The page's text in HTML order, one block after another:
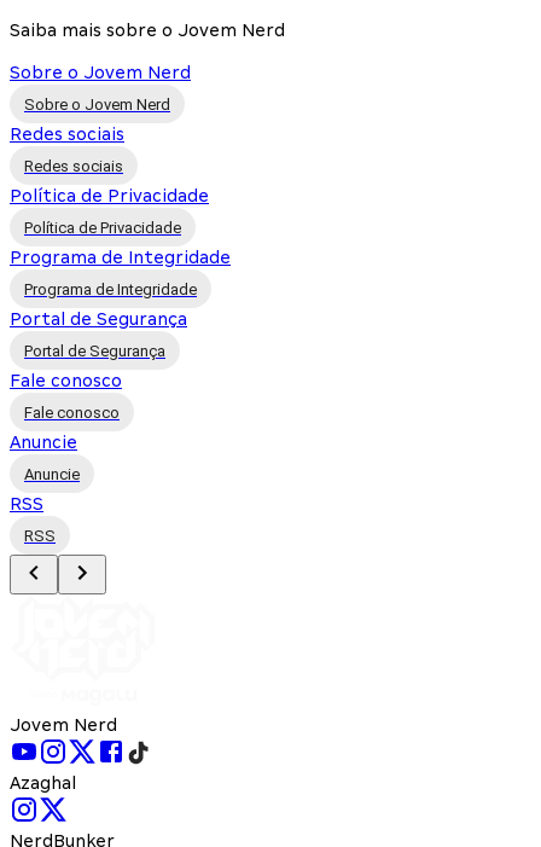
Saiba mais sobre o Jovem Nerd
Sobre o Jovem Nerd
Sobre o Jovem Nerd
Redes sociais
Redes sociais
Política de Privacidade
Política de Privacidade
Programa de Integridade
Programa de Integridade
Portal de Segurança
Portal de Segurança
Fale conosco
Fale conosco
Anuncie
Anuncie
RSS
RSS
Jovem Nerd
Azaghal
NerdBunker